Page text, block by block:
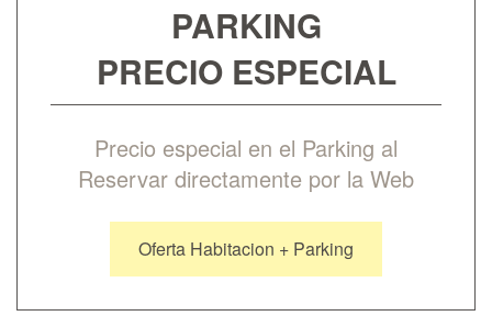
PARKING
PRECIO ESPECIAL
Precio especial en el Parking al
Reservar directamente por la Web
Oferta Habitacion + Parking